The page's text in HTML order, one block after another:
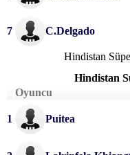
7 C.Delgado
Hindistan
Hindistan
Oyuncu
1 Puitea